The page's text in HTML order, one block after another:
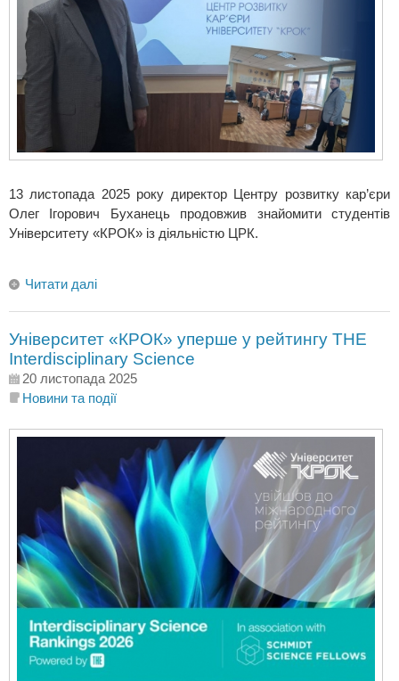
13 листопада 2025 року директор Центру розвитку кар’єри
Олег Ігорович Буханець продовжив знайомити студентів
Університету «КРОК» із діяльністю ЦРК.
Читати далі
Університет «КРОК» уперше у рейтингу THE
Interdisciplinary Science
20 листопада 2025
Новини та події